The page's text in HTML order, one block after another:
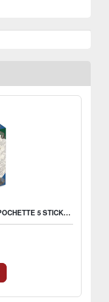
PANINI - HARRY POTTER ANTHOLOGIE POCHETTE 5 STICKERS